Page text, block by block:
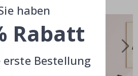
haben
Rabatt
Bestellung